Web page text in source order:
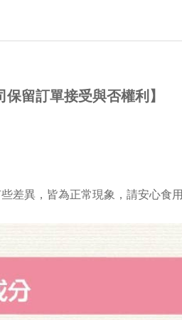
留訂單接受與否權利】
差異，皆為正常現象，請安心食用